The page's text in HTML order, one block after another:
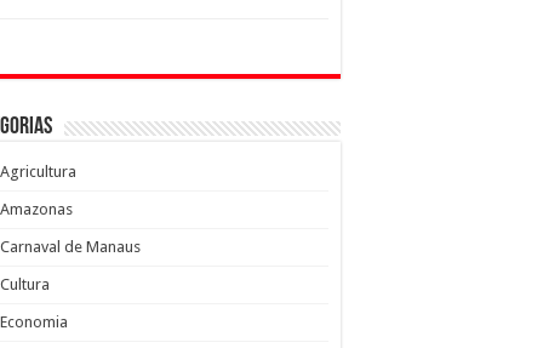
Agricultura
Amazonas
Carnaval de Manaus
Cultura
Economia